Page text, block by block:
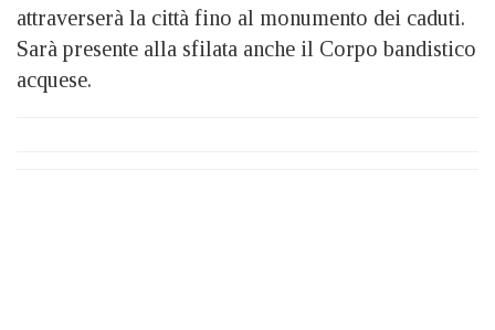
attraverserà la città fino al monumento dei caduti.
Sarà presente alla sfilata anche il Corpo bandistico
acquese.